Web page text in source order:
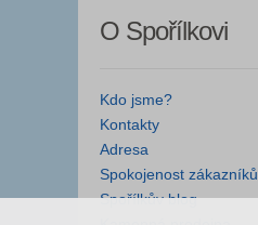
O Spořílkovi
Kdo jsme?
Kontakty
Adresa
Spokojenost zákazníků
Spořílkův blog